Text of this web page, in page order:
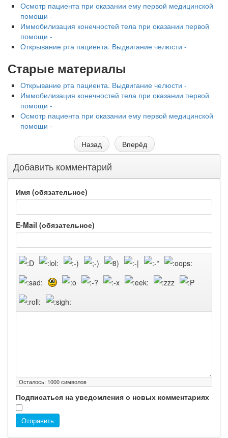
Осмотр пациента при оказании ему первой медицинской
помощи -
Иммобилизация конечностей тела при оказании первой
помощи -
Открывание рта пациента. Выдвигание челюсти -
Старые материалы
Открывание рта пациента. Выдвигание челюсти -
Иммобилизация конечностей тела при оказании первой
помощи -
Осмотр пациента при оказании ему первой медицинской
помощи -
Назад
Вперёд
Добавить комментарий
Имя (обязательное)
E-Mail (обязательное)
Осталось: 1000символов
Подписаться на уведомления о новых комментариях
Отправить